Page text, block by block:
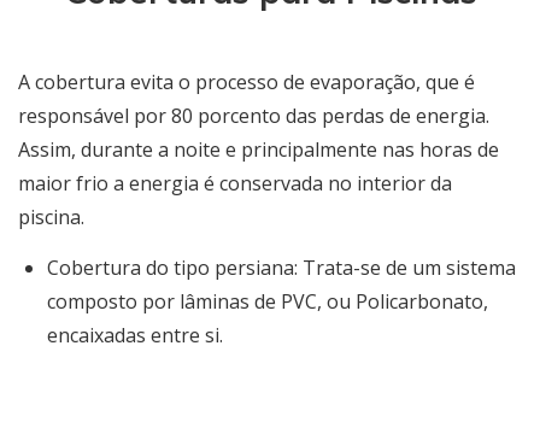
A cobertura evita o processo de evaporação, que é
responsável por 80 porcento das perdas de energia.
Assim, durante a noite e principalmente nas horas de
maior frio a energia é conservada no interior da
piscina.
Cobertura do tipo persiana: Trata-se de um sistema
composto por lâminas de PVC, ou Policarbonato,
encaixadas entre si.